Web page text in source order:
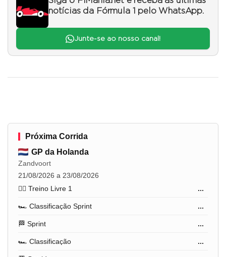
notícias da Fórmula 1 pelo WhatsApp.
Junte-se ao nosso canal!
Próxima Corrida
GP da Holanda
Zandvoort
21/08/2026 a 23/08/2026
🏋️‍♂️ Treino Livre 1
...
🏎️ Classificação Sprint ...
🏁 Sprint ...
🏎️ Classificação ...